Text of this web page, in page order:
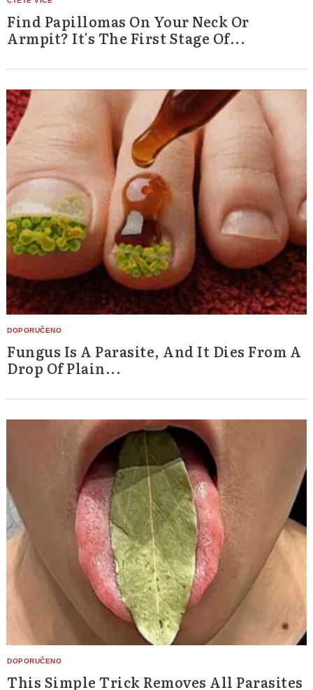
Find Papillomas On Your Neck Or
Armpit? It's The First Stage Of...
Fungus Is A Parasite, And It Dies From A
Drop Of Plain...
This Simple Trick Removes All Parasites